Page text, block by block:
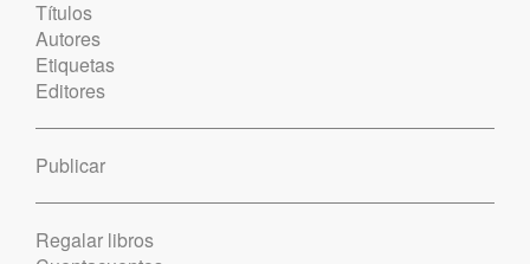
Títulos
Autores
Etiquetas
Editores
Publicar
Regalar libros